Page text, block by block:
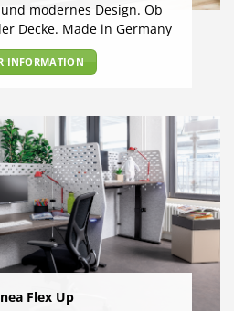
modernes Design. Ob
Decke. Made in Germany
INFORMATION
Flex Up